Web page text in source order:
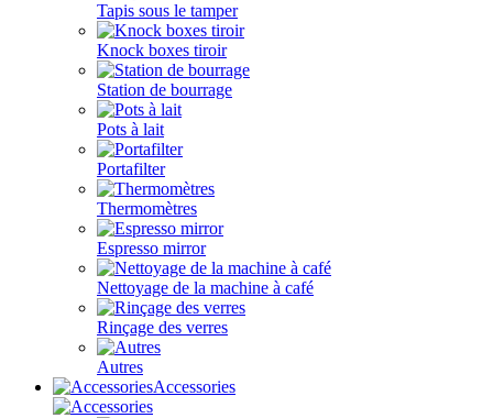
Tapis sous le tamper
Knock boxes tiroir
Station de bourrage
Pots à lait
Portafilter
Thermomètres
Espresso mirror
Nettoyage de la machine à café
Rinçage des verres
Autres
Accessories